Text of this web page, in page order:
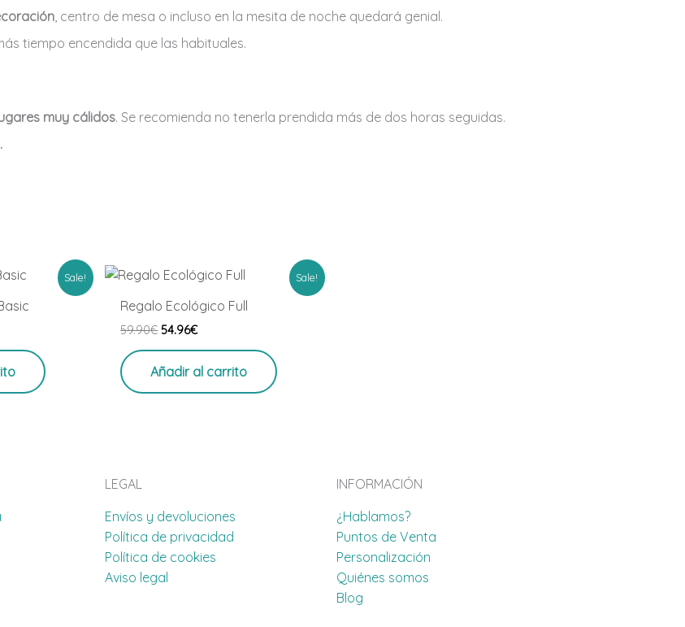
, centro de mesa o incluso en la mesita de noche quedará genial.
tiempo encendida que las habituales.
muy cálidos. Se recomienda no tenerla prendida más de dos horas seguidas.
Sale! Sale!
Regalo Ecológico Full
59.90€
El
original
era:
59.90€.
54.96€
El
precio
actual
es:
54.96€.
Añadir al carrito
LEGAL
Envíos y devoluciones
Política de privacidad
Política de cookies
Aviso legal
INFORMACIÓN
¿Hablamos?
Puntos de Venta
Personalización
Quiénes somos
Blog